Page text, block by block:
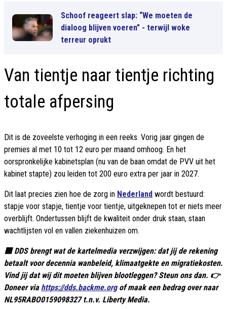
Schoof reageert slap: “We moeten de
dialoog blijven voeren” - terwijl woke
terreur oprukt
Van tientje naar tientje richting
totale afpersing
Dit is de zoveelste verhoging in een reeks. Vorig jaar gingen de
premies al met 10 tot 12 euro per maand omhoog. En het
oorspronkelijke kabinetsplan (nu van de baan omdat de PVV uit het
kabinet stapte) zou leiden tot 200 euro extra per jaar in 2027.
Dit laat precies zien hoe de zorg in Nederland wordt bestuurd:
stapje voor stapje, tientje voor tientje, uitgeknepen tot er niets meer
overblijft. Ondertussen blijft de kwaliteit onder druk staan, staan
wachtlijsten vol en vallen ziekenhuizen om.
🟦 DDS brengt wat de kartelmedia verzwijgen: dat jij de rekening
betaalt voor decennia wanbeleid, klimaatgekte en migratiekosten.
Vind jij dat wij dit moeten blijven blootleggen? Steun ons dan. 👉
Doneer via https://dds.backme.orgof maak een bedrag over naar
NL95RABO0159098327 t.n.v. Liberty Media.